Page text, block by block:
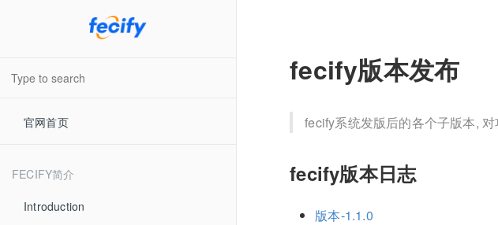
官网首页
FECIFY简介
Introduction
fecify版本发布
fecify系统发版后的各个子版本,
fecify版本日志
版本-1.1.0